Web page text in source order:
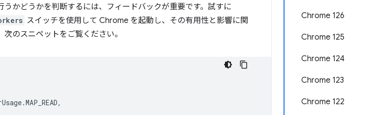
Chrome 126
Chrome 125
Chrome 124
Chrome 123
Chrome 122
かどうかを判断するには、フィードバックが重要です。試すに
スイッチを使用して Chrome を起動し、その有用性と影響に関
のスニペットをご覧ください。
.MAP_READ,